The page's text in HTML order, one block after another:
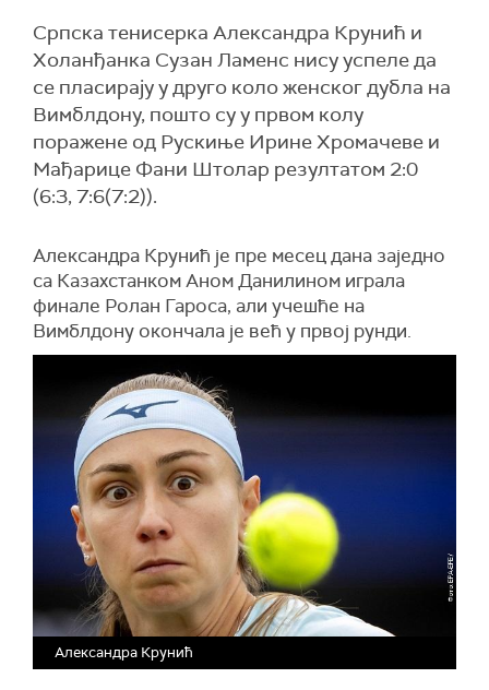
Српска тенисерка Александра Крунић и
Холанђанка Сузан Ламенс нису успеле да
се пласирају у друго коло женског дубла на
Вимблдону, пошто су у првом колу
поражене од Рускиње Ирине Хромачеве и
Мађарице Фани Штолар резултатом 2:0
(6:3, 7:6(7:2)).
Александра Крунић је пре месец дана заједно
са Казахстанком Аном Данилином играла
финале Ролан Гароса, али учешће на
Вимблдону окончала је већ у првој рунди.
Александра Крунић